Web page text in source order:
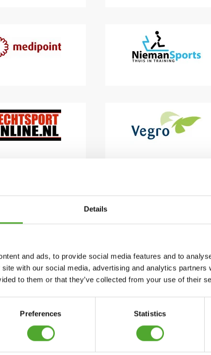
Details
and ads, to provide social media features and to
with our social media, advertising and analytics partners
to them or that they’ve collected from your use of their
Preferences Statistics
Accessoires
FUNCTIONAL
STOPWATCH
Service
BESTELLING